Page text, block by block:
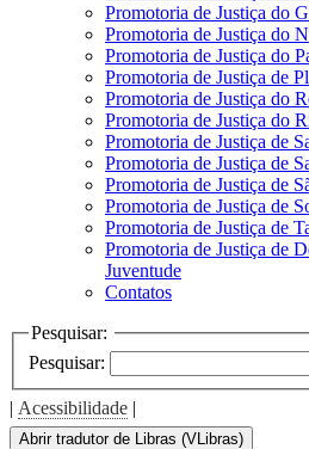
Promotoria de Justiça do
Promotoria de Justiça do
Promotoria de Justiça do
Promotoria de Justiça de
Promotoria de Justiça do
Promotoria de Justiça do
Promotoria de Justiça de
Promotoria de Justiça de
Promotoria de Justiça de
Promotoria de Justiça de
Promotoria de Justiça de
Promotoria de Justiça de
Juventude
Contatos
Pesquisar:
Pesquisar:
| Acessibilidade |
Abrir tradutor de Libras (VLibras)